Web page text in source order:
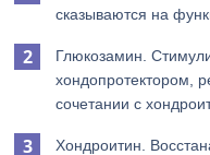
сказываются на
Глюкозамин.
хондопротектором,
сочетании с
Хондроитин.